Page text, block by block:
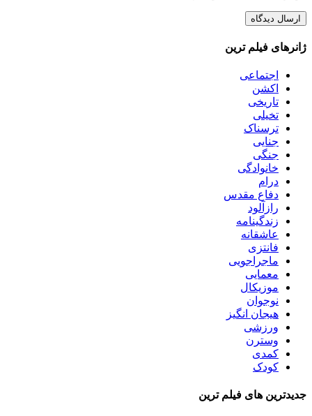
ژانرهای فیلم ترین
اجتماعی
اکشن
تاریخی
تخیلی
ترسناک
جنایی
جنگی
خانوادگی
درام
دفاع مقدس
رازآلود
زندگینامه
عاشقانه
فانتزی
ماجراجویی
معمایی
موزیکال
نوجوان
هیجان انگیز
ورزشی
وسترن
کمدی
کودک
جدیدترین های فیلم ترین